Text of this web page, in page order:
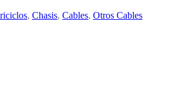
, Chasis, Cables, Otros Cables